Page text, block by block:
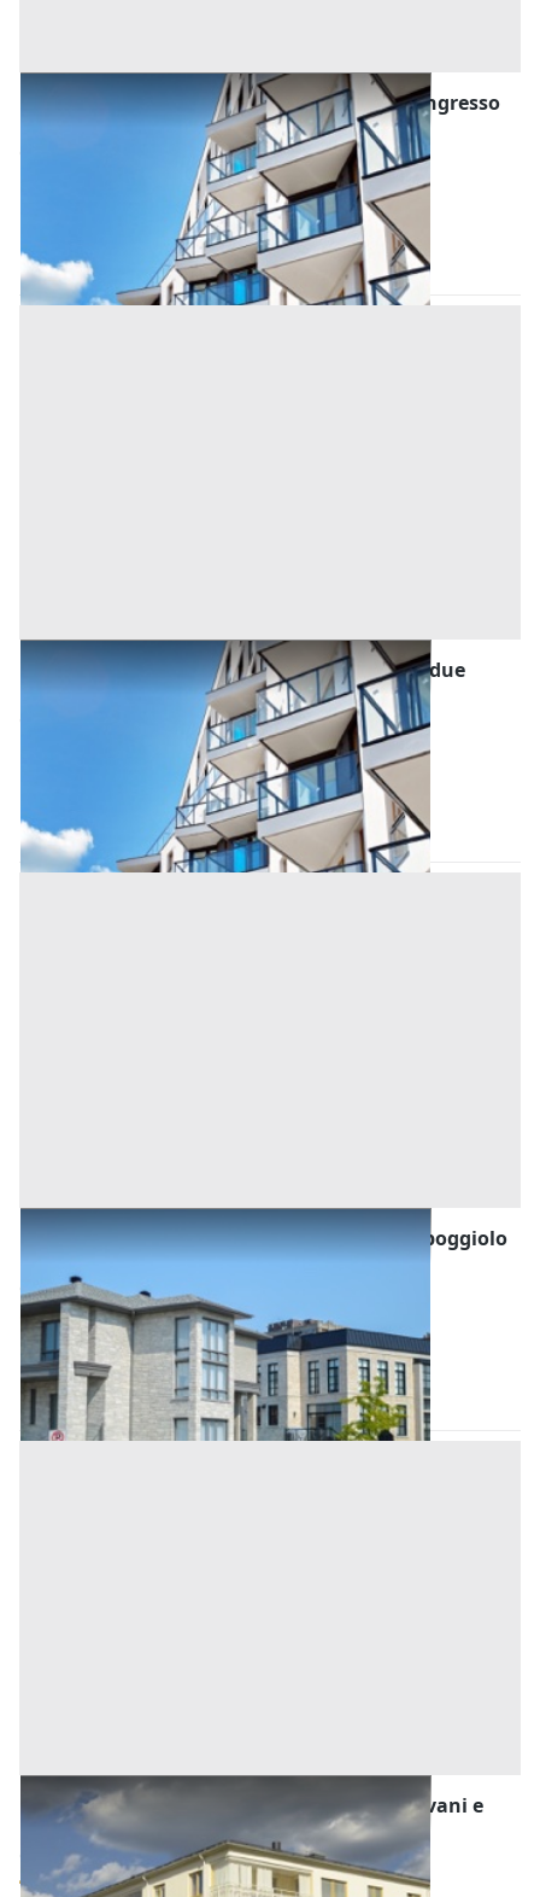
Asta Appartamento su quattro piani con ingresso
indipendente e garage.
(Padova)
177.000 €
f4448d3e
Asta chiusa
Asta Appartamento semi indipendente su due
piani con ingresso sotto portico
(Padova)
198.000 €
90364ef5
Asta chiusa
Asta Abitazione con due camere, bagno e poggiolo
in condominio
Abano Terme (Padova)
Offerta minima
57.000 € 76.000 €
Codice asta:
eb15c586
Asta chiusa
Asta Appartamento al piano terra con tre vani e
accessori
Offerta minima
42.000 € 56.000 €